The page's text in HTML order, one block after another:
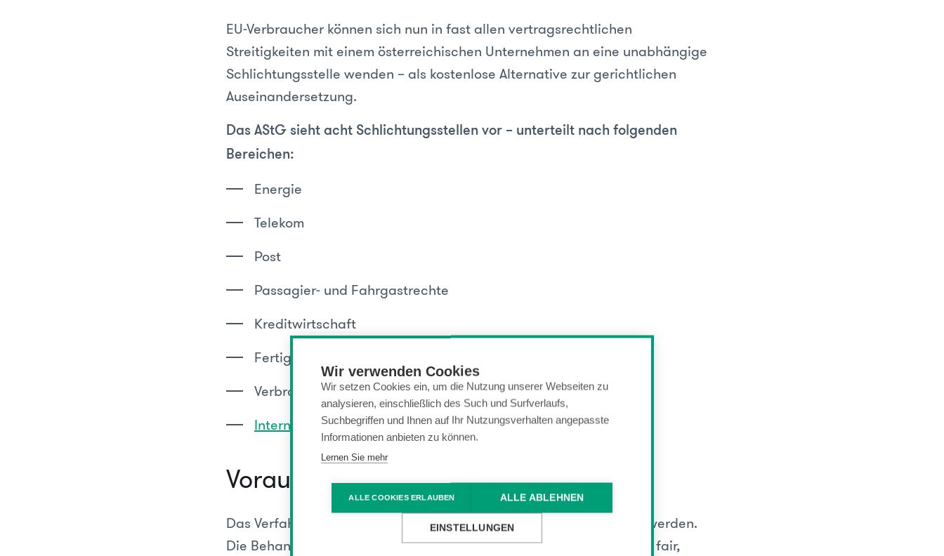
Wir verwenden Cookies
Wir setzen Cookies ein, um die Nutzung unserer Webseiten zu
analysieren, einschließlich des Such und Surfverlaufs,
Suchbegriffen und Ihnen auf Ihr Nutzungsverhalten angepasste
Informationen anbieten zu können.
Lernen Sie mehr
ALLE COOKIES ERLAUBEN ALLE ABLEHNEN
EINSTELLUNGEN
EU-Verbraucher können sich nun in fast allen vertragsrechtlichen
Streitigkeiten mit einem österreichischen Unternehmen an eine unabhängige
Schlichtungsstelle wenden – als kostenlose Alternative zur gerichtlichen
Auseinandersetzung.
Das AStG sieht acht Schlichtungsstellen vor – unterteilt nach folgenden
Bereichen:
Energie
Telekom
Post
Passagier- und Fahrgastrechte
Kreditwirtschaft
Fertighaus
Verbrauchergeschäfte
Internet-Ombudsmann
Voraussetzungen für Verfahren
Das Verfahren kann grundsätzlich nur vom Verbraucher eingeleitet werden.
Die Behandlung der Beschwerde muss innerhalb von neunzig Tagen, fair,